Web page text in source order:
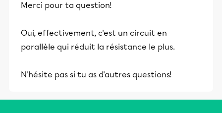
Merci pour ta question!
Oui, effectivement, c'est un circuit en
parallèle qui réduit la résistance le plus.
N'hésite pas si tu as d'autres questions!